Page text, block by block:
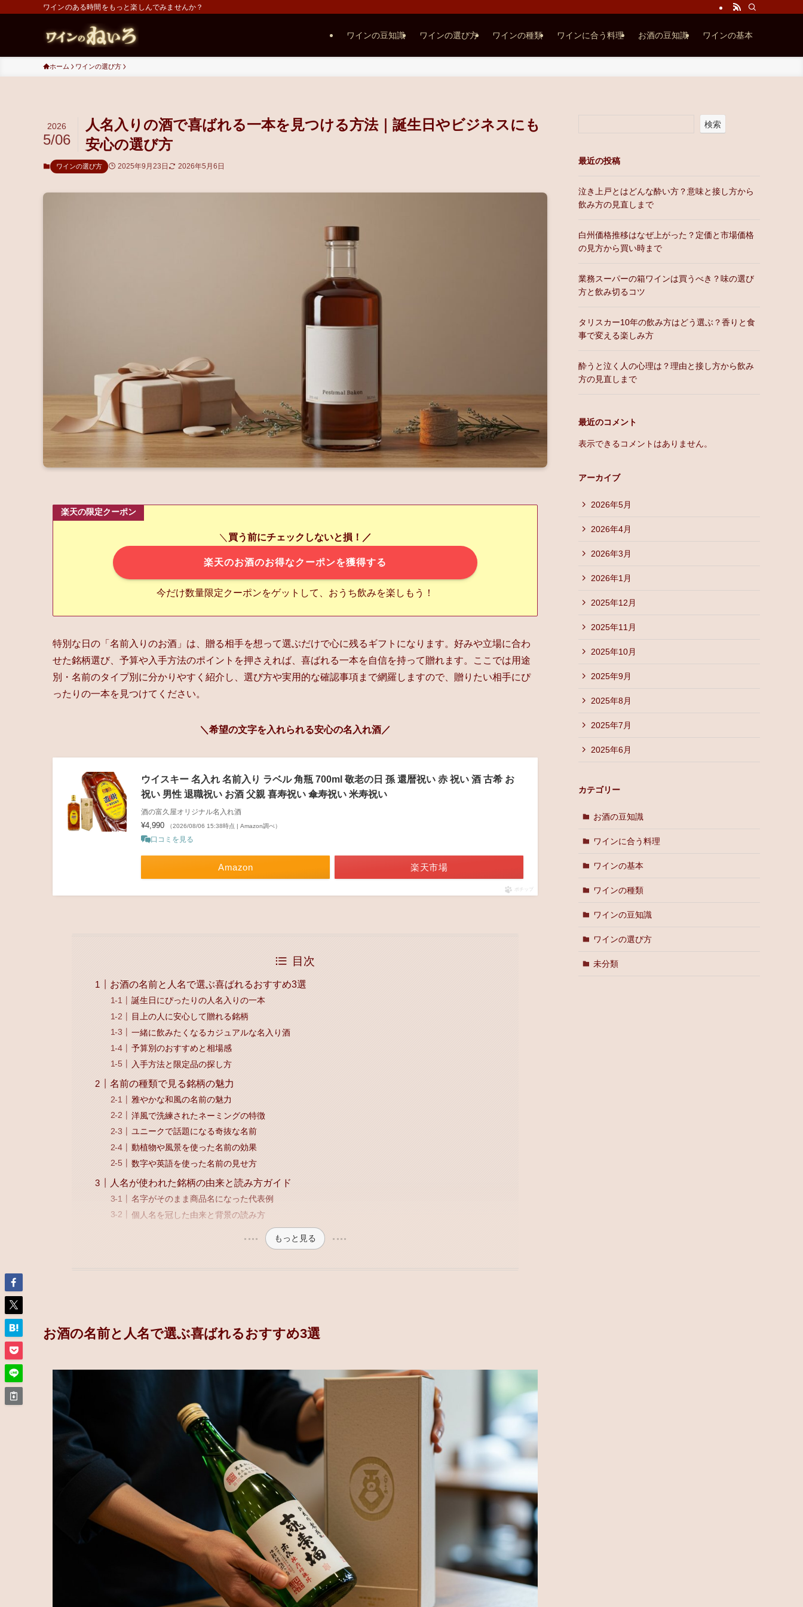
ワインのある時間をもっと楽しんでみませんか？
ワインの豆知識 ワインの選び方 ワインの種類 ワインに合う料理 お酒の豆知識 ワインの基本
ホーム ワインの選び方
人名入りの酒で喜ばれる一本を見つける方法｜誕生日やビジネスにも
安心の選び方
2026
5/06
ワインの選び方 2025年9月23日 2026年5月6日
楽天の限定クーポン
＼ 買う前にチェックしないと損！／
楽天のお酒のお得なクーポンを獲得する
今だけ数量限定クーポンをゲットして、おうち飲みを楽しもう！
特別な日の「名前入りのお酒」は、贈る相手を想って選ぶだけで心に残るギフトになります。好みや立場に合わ
せた銘柄選び、予算や入手方法のポイントを押さえれば、喜ばれる一本を自信を持って贈れます。ここでは用途
別・名前のタイプ別に分かりやすく紹介し、選び方や実用的な確認事項まで網羅しますので、贈りたい相手にぴ
ったりの一本を見つけてください。
＼希望の文字を入れられる安心の名入れ酒／
ウイスキー 名入れ 名前入り ラベル 角瓶 700ml 敬老の日 孫 還暦祝い 赤 祝い 酒 古希 お
祝い 男性 退職祝い お酒 父親 喜寿祝い 傘寿祝い 米寿祝い
酒の富久屋オリジナル名入れ酒
¥4,990 （2026/08/06 15:38時点 | Amazon調べ）
口コミを見る
Amazon 楽天市場
ポチップ
目次
お酒の名前と人名で選ぶ喜ばれるおすすめ3選
誕生日にぴったりの人名入りの一本
目上の人に安心して贈れる銘柄
一緒に飲みたくなるカジュアルな名入り酒
予算別のおすすめと相場感
入手方法と限定品の探し方
名前の種類で見る銘柄の魅力
雅やかな和風の名前の魅力
洋風で洗練されたネーミングの特徴
ユニークで話題になる奇抜な名前
動植物や風景を使った名前の効果
数字や英語を使った名前の見せ方
人名が使われた銘柄の由来と読み方ガイド
名字がそのまま商品名になった代表例
個人名を冠した由来と背景の読み方
もっと見る
お酒の名前と人名で選ぶ喜ばれるおすすめ3選
検索
最近の投稿
泣き上戸とはどんな酔い方？意味と接し方から
飲み方の見直しまで
白州価格推移はなぜ上がった？定価と市場価格
の見方から買い時まで
業務スーパーの箱ワインは買うべき？味の選び
方と飲み切るコツ
タリスカー10年の飲み方はどう選ぶ？香りと食
事で変える楽しみ方
酔うと泣く人の心理は？理由と接し方から飲み
方の見直しまで
最近のコメント
表示できるコメントはありません。
アーカイブ
2026年5月
2026年4月
2026年3月
2026年1月
2025年12月
2025年11月
2025年10月
2025年9月
2025年8月
2025年7月
2025年6月
カテゴリー
お酒の豆知識
ワインに合う料理
ワインの基本
ワインの種類
ワインの豆知識
ワインの選び方
未分類